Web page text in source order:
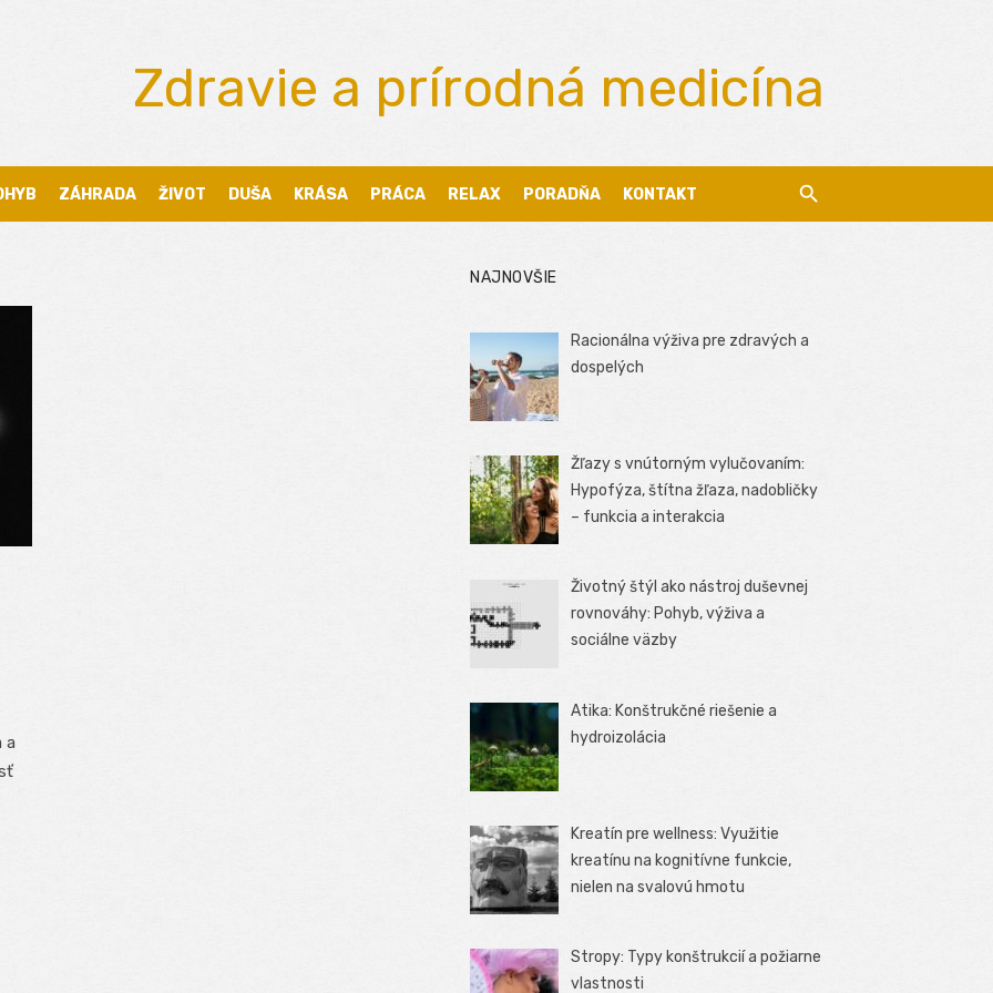
Zdravie a prírodná medicína
ZÁHRADA ŽIVOT DUŠA KRÁSA PRÁCA RELAX PORADŇA KONTAKT
a
NAJNOVŠIE
Racionálna výživa pre zdravých a
dospelých
Žľazy s vnútorným vylučovaním:
Hypofýza, štítna žľaza, nadobličky
– funkcia a interakcia
Životný štýl ako nástroj duševnej
rovnováhy: Pohyb, výživa a
sociálne väzby
Atika: Konštrukčné riešenie a
hydroizolácia
Kreatín pre wellness: Využitie
kreatínu na kognitívne funkcie,
nielen na svalovú hmotu
Stropy: Typy konštrukcií a požiarne
vlastnosti